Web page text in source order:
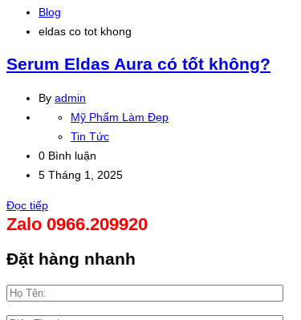
Blog
eldas co tot khong
Serum Eldas Aura có tốt không?
By admin
Mỹ Phẩm Làm Đẹp
Tin Tức
0 Bình luận
5 Tháng 1, 2025
Đọc tiếp
Zalo 0966.209920
Đặt hàng nhanh